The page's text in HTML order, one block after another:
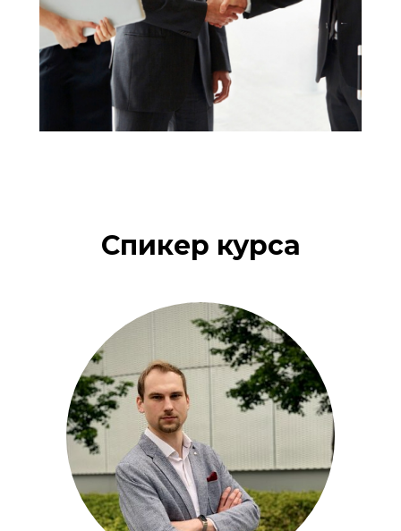
Спикер курса